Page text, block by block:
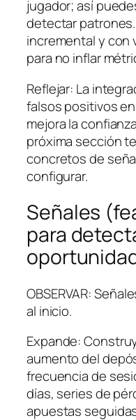
jugador; así
detectar patrones.
incremental y con
para no inflar
Reflejar: La
falsos positivos
mejora la
próxima sección
concretos de
configurar.
Señales
para
OBSERVAR:
al inicio.
Expande:
aumento del
frecuencia de
días, series de
apuestas